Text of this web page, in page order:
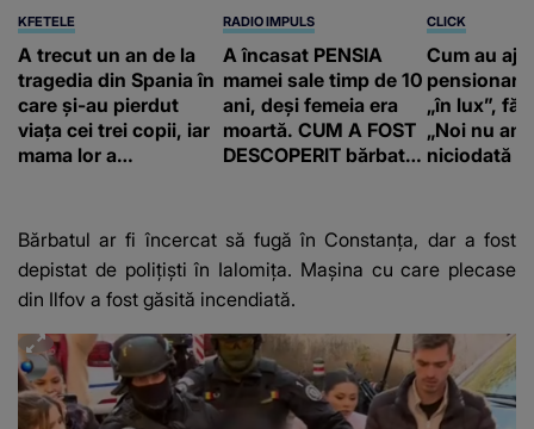
KFETELE
A trecut un an de la
tragedia din Spania în
care și-au pierdut
viața cei trei copii, iar
mama lor a…
RADIO IMPULS
A încasat PENSIA
mamei sale timp de 10
ani, deși femeia era
moartă. CUM A FOST
DESCOPERIT bărbatul
banii obținuți? SUMA
E COLOSALĂ
CLICK
Cum au
pensionari
„în lux”,
„Noi nu
niciodată
Bărbatul ar fi încercat să fugă în Constanța, dar a fost
depistat de polițiști în Ialomița. Mașina cu care plecase
din Ilfov a fost găsită incendiată.